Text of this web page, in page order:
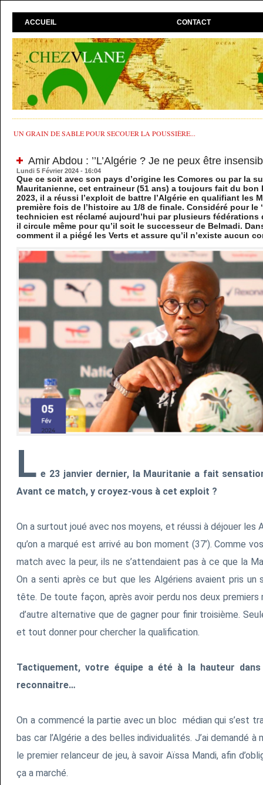
ACCUEIL CONTACT
UN GRAIN DE SABLE POUR SECOUER LA POUSSIÈRE...
Amir Abdou : ’’L’Algérie ? Je ne peux être
Lundi 5 Février 2024 - 16:04
Que ce soit avec son pays d’origine les Comores ou par la
Mauritanienne, cet entraineur (51 ans) a toujours fait du bon
2023, il a réussi l’exploit de battre l’Algérie en qualifiant les
première fois de l’histoire au 1/8 de finale. Considéré pour le
technicien est réclamé aujourd’hui par plusieurs fédérations
il circule même pour qu’il soit le successeur de Belmadi.
comment il a piégé les Verts et assure qu’il n’existe aucun
L e 23 janvier dernier, la Mauritanie a fait
Avant ce match, y croyez-vous à cet exploit ?
On a surtout joué avec nos moyens, et réussi à déjouer les
qu’on a marqué est arrivé au bon moment (37’). Comme
match avec la peur, ils ne s’attendaient pas à ce que la
On a senti après ce but que les Algériens avaient pris un
tête. De toute façon, après avoir perdu nos deux premiers
d’autre alternative que de gagner pour finir troisième.
et tout donner pour chercher la qualification.
Tactiquement, votre équipe a été à la hauteur
reconnaitre…
On a commencé la partie avec un bloc médian qui s’est
bas car l’Algérie a des belles individualités. J’ai demandé à
le premier relanceur de jeu, à savoir Aïssa Mandi, afin
ça a marché.